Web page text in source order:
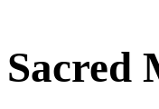
Sacred